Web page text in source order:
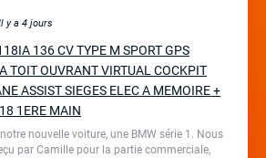
y a 4 jours
136 CV TYPE M SPORT GPS
TOIT OUVRANT VIRTUAL COCKPIT
ASSIST SIEGES ELEC A MEMOIRE +
1ERE MAIN
nouvelle voiture, une BMW série 1. Nous
par Camille pour la partie commerciale,